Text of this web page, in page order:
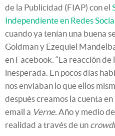
de la Publicidad (FIAP) con el
Independiente en Redes
cuando ya tenían una buena
Goldman y Ezequiel
en Facebook. “La reacción
inesperada. En pocos días
nos enviaban lo que ellos
después creamos la cuenta
email a Verne. Año y medio
realidad a través de un